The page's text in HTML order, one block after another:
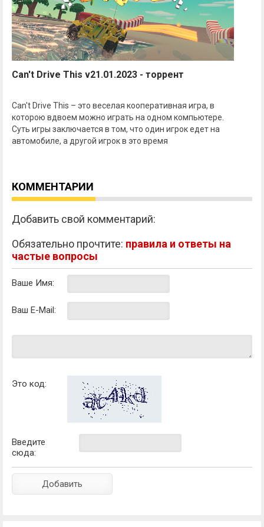
Can't Drive This v21.01.2023 - торрент
Can't Drive This – это веселая кооперативная игра, в
которою вдвоем можно играть на одном компьютере.
Суть игры заключается в том, что один игрок едет на
автомобиле, а другой игрок в это время
КОММЕНТАРИИ
Добавить свой комментарий:
Обязательно прочтите: правила и ответы на
частые вопросы
Ваше Имя:
Ваш E-Mail:
Это код:
Введите
сюда: